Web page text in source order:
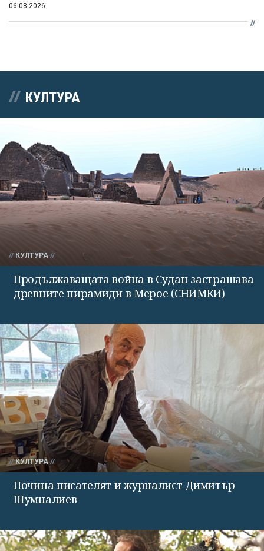
06.08.2026
КУЛТУРА
КУЛТУРА
Продължаващата война в Судан застрашава
древните пирамиди в Мерое (СНИМКИ)
КУЛТУРА
Почина писателят и журналист Димитър
Шумналиев